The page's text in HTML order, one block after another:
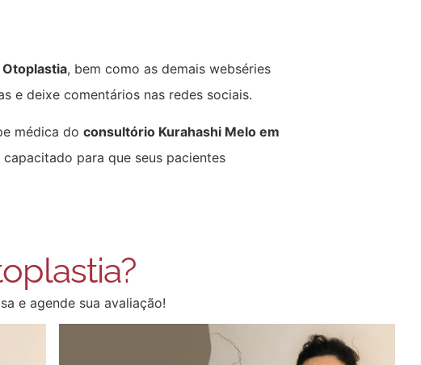
, bem como as demais webséries
e deixe comentários nas redes sociais.
médica do consultório Kurahashi Melo em
para que seus pacientes
e agende sua avaliação!